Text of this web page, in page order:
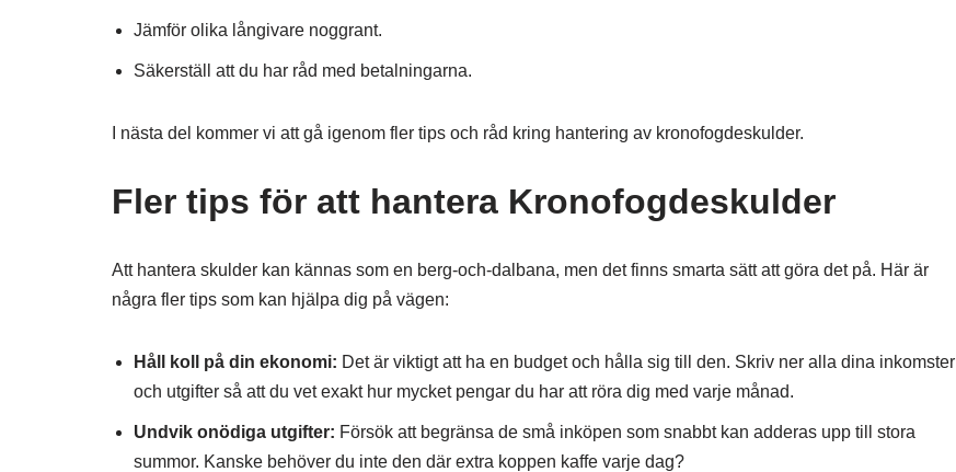
Jämför olika långivare noggrant.
Säkerställ att du har råd med betalningarna.
I nästa del kommer vi att gå igenom fler tips och råd kring hantering av kronofogdeskulder.
Fler tips för att hantera Kronofogdeskulder
Att hantera skulder kan kännas som en berg-och-dalbana, men det finns smarta sätt att göra det på. Här är
några fler tips som kan hjälpa dig på vägen:
Håll koll på din ekonomi: Det är viktigt att ha en budget och hålla sig till den. Skriv ner alla dina inkomster
och utgifter så att du vet exakt hur mycket pengar du har att röra dig med varje månad.
Undvik onödiga utgifter: Försök att begränsa de små inköpen som snabbt kan adderas upp till stora
summor. Kanske behöver du inte den där extra koppen kaffe varje dag?